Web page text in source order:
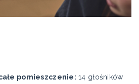
pomieszczenie: 14 głośników